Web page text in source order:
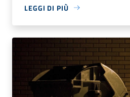
LEGGI DI PIÙ